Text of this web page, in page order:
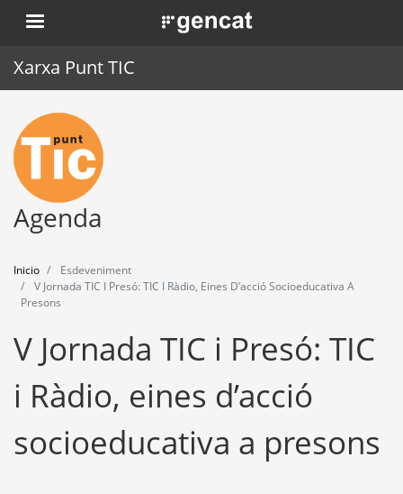
Pasar
al
. Obre en una nova finestra.
Xarxa Punt TIC
Inicio
Punt TIC
Actualidad
Formación
Agenda
Inicio
Esdeveniment
V Jornada TIC I Presó: TIC I Ràdio, Eines D’acció Socioeducativa A
Presons
V Jornada TIC i Presó: TIC
i Ràdio, eines d’acció
socioeducativa a presons